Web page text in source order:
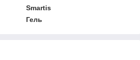
Smartis
Гель